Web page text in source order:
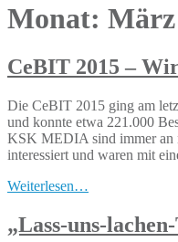
Monat: März
CeBIT 2015 –
Die CeBIT 2015 ging am
und konnte etwa 221.000
KSK MEDIA sind immer an
interessiert und waren mit
Weiterlesen…
„Lass-uns-